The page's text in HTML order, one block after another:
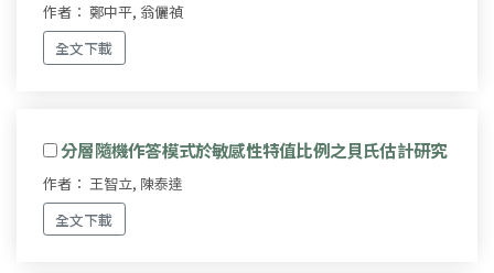
作者： 鄭中平, 翁儷禎
全文下載
分層隨機作答模式於敏感性特值比例之貝氏估計研究
作者： 王智立, 陳泰達
全文下載